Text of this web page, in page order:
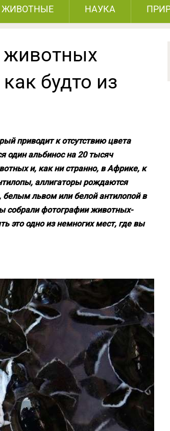
ЖИВОТНЫЕ НАУКА
животных
будто из
приводит к отсутствию цвета
один альбинос на 20 тысяч
и, как ни странно, в Африке, к
аллигаторы рождаются
львом или белой антилопой в
собрали фотографии животных-
это одно из немногих мест, где вы